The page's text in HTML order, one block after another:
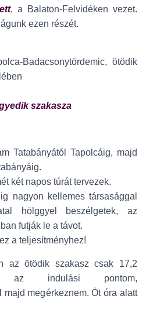
, a Balaton-Felvidéken vezet.
ezen részét.
szakasza
Tatabányától Tapolcáig, majd
két napos túrát tervezek.
nagyon kellemes társasággal
hölggyel beszélgetek, az
futják le a távot.
a teljesítményhez!
az ötödik szakasz csak 17,2
az indulási pontom,
majd megérkeznem. Öt óra alatt